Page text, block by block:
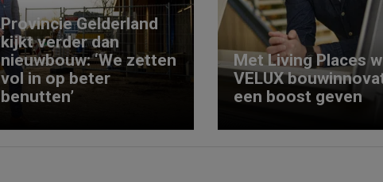
Provincie Gelderland
kijkt verder dan
nieuwbouw: ‘We zetten
vol in op beter
benutten’
Met Living Places
VELUX
een boost geven